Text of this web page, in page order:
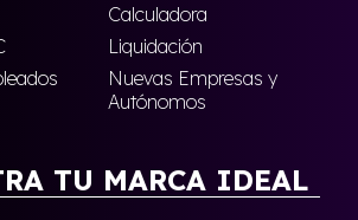
Calculadora
Liquidación
Nuevas Empresas y
Autónomos
TU MARCA IDEAL